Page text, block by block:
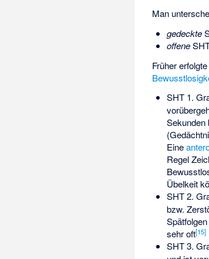
Man
gedeckte
offene
Früher
SHT 1.
Sekunden
Eine
Regel
Übelkeit
SHT 2.
bzw.
sehr oft[15]
SHT 3.